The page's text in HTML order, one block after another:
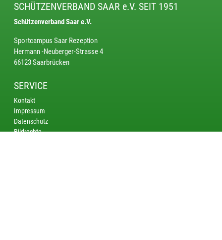
SCHÜTZENVERBAND SAAR e.V. SEIT 1951
Schützenverband Saar e.V.
Sportcampus Saar Rezeption
Hermann -Neuberger-Strasse 4
66123 Saarbrücken
SERVICE
Kontakt
Impressum
Datenschutz
Bildrechte